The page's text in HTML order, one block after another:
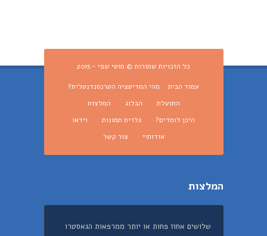
כל הזכויות שמורות © מוטי שפי - 2015
עמוד הבית
מהי המדיטציה הטרנסנדנטלית?
התועלת
הבלוג
המלצות
היכן לומדים?
גלרית תמונות
וידאו
אודותיי
צור קשר
המלצות
שלושים אחוז פחות או יותר ממרפאות הגאסטרו